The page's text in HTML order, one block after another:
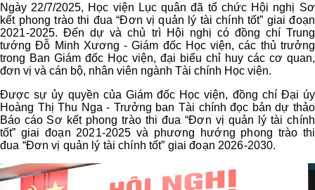
Ngày 22/7/2025, Học viện Lục quân đã tổ chức Hội nghị Sơ
kết phong trào thi đua “Đơn vị quản lý tài chính tốt” giai đoạn
2021-2025. Đến dự và chủ trì Hội nghị có đồng chí Trung
tướng Đỗ Minh Xương - Giám đốc Học viện, các thủ trưởng
trong Ban Giám đốc Học viện, đại biểu chỉ huy các cơ quan,
đơn vị và cán bộ, nhân viên ngành Tài chính Học viện.
Được sự ủy quyền của Giám đốc Học viện, đồng chí Đại úy
Hoàng Thị Thu Nga - Trưởng ban Tài chính đọc bản dự thảo
Báo cáo Sơ kết phong trào thi đua “Đơn vị quản lý tài chính
tốt” giai đoạn 2021-2025 và phương hướng phong trào thi
đua “Đơn vị quản lý tài chính tốt” giai đoạn 2026-2030.